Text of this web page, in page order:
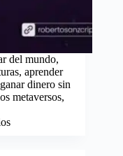
del mundo,
aprender
dinero sin
metaversos,